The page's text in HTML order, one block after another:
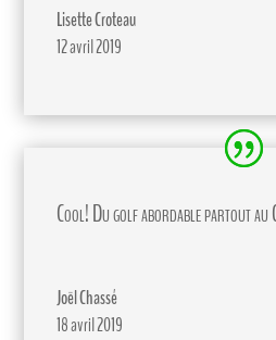
Lisette Croteau
12 avril 2019
Cool! Du golf abordable partout au
Joël Chassé
18 avril 2019